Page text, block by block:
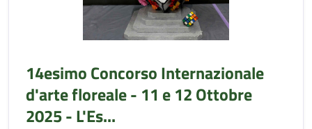
14esimo Concorso Internazionale
d'arte floreale - 11 e 12 Ottobre
2025 - L'Es...